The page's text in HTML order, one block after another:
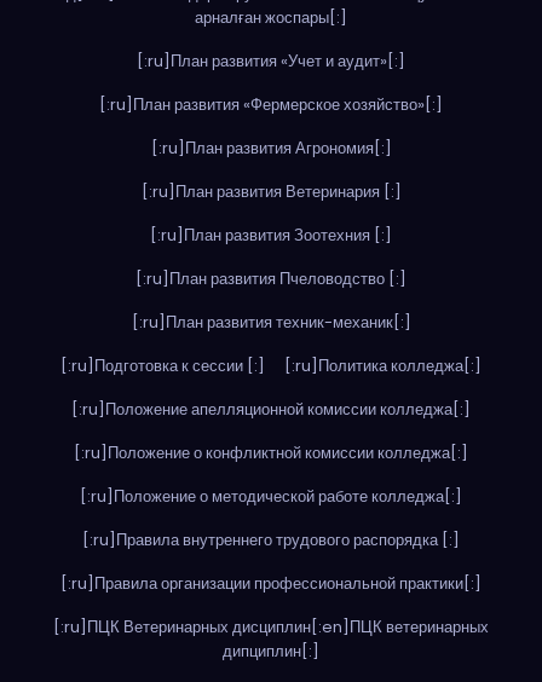
арналған жоспары[:]
[:ru]План развития «Учет и аудит»[:]
[:ru]План развития «Фермерское хозяйство»[:]
[:ru]План развития Агрономия[:]
[:ru]План развития Ветеринария [:]
[:ru]План развития Зоотехния [:]
[:ru]План развития Пчеловодство [:]
[:ru]План развития техник-механик[:]
[:ru]Подготовка к сессии [:]
[:ru]Политика колледжа[:]
[:ru]Положение апелляционной комиссии колледжа[:]
[:ru]Положение о конфликтной комиссии колледжа[:]
[:ru]Положение о методической работе колледжа[:]
[:ru]Правила внутреннего трудового распорядка [:]
[:ru]Правила организации профессиональной практики[:]
[:ru]ПЦК Ветеринарных дисциплин[:en]ПЦК ветеринарных
дипциплин[:]